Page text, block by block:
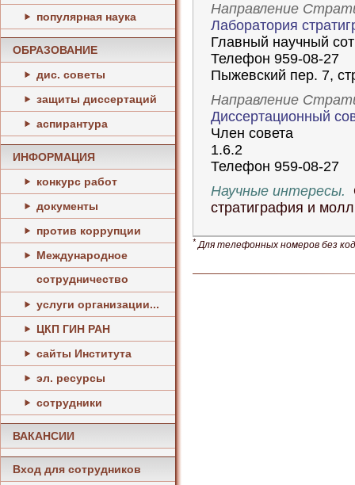
популярная наука
ОБРАЗОВАНИЕ
дис. советы
защиты диссертаций
аспирантура
ИНФОРМАЦИЯ
конкурс работ
документы
против коррупции
Международное
сотрудничество
услуги организации...
ЦКП ГИН РАН
сайты Института
эл. ресурсы
сотрудники
ВАКАНСИИ
Вход для сотрудников
Направление
Лаборатория
Главный научный
Телефон 959-08-27
Пыжевский пер. 7,
Направление
Диссертационный
Член совета
1.6.2
Телефон 959-08-27
Научные интересы.
стратиграфия и
*Для телефонных номеров без